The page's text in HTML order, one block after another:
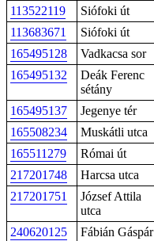
113522119
Siófoki út
113683671
Siófoki út
165495128
Vadkacsa sor
165495132
Deák Ferenc
sétány
165495137 Jegenye tér
165508234
Muskátli utca
165511279
Római út
217201748
Harcsa utca
217201751
József Attila
utca
240620125
Fábián Gáspár